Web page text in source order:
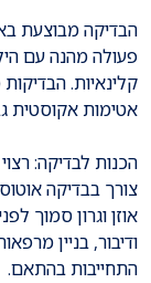
הבדיקה מבוצעת
פעולה מהנה עם
קלינאיות.
אטימות אקוסטית
הכנות לבדיקה:
צורך בבדיקה
אוזן וגרון סמוך
ודיבור, בניין
התחייבות בהתאם.